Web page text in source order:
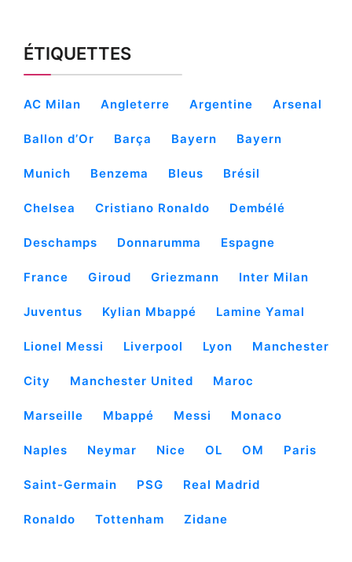
ÉTIQUETTES
AC Milan Angleterre Argentine Arsenal
Ballon d’Or Barça Bayern Bayern
Munich Benzema Bleus Brésil
Chelsea Cristiano Ronaldo Dembélé
Deschamps Donnarumma Espagne
France Giroud Griezmann Inter Milan
Juventus Kylian Mbappé Lamine Yamal
Lionel Messi Liverpool Lyon Manchester
City Manchester United Maroc
Marseille Mbappé Messi Monaco
Naples Neymar Nice OL OM Paris
Saint-Germain PSG Real Madrid
Ronaldo Tottenham Zidane